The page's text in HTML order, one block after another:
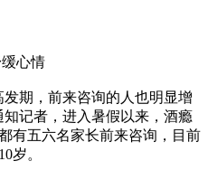
心情
期，前来咨询的人也明显增
记者，进入暑假以来，酒瘾
有五六名家长前来咨询，目前
岁。